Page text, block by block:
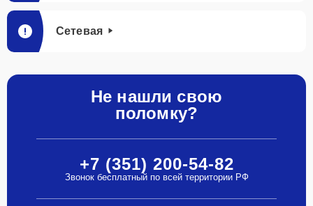
Сетевая
Не нашли свою
поломку?
+7 (351) 200-54-82
Звонок бесплатный по всей территории РФ